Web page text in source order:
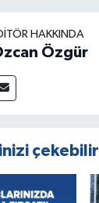
HAKKINDA
Özgür
çekebilir